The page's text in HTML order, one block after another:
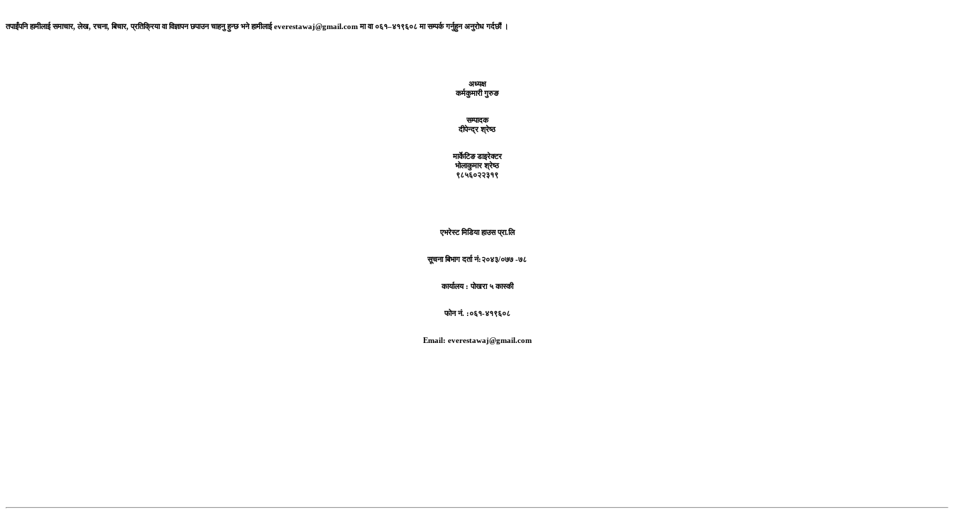
तपाईंपनि हामीलाई समाचार, लेख, रचना, बिचार, प्रतिक्रिया वा विज्ञापन छपाउन चाहनु हुन्छ भने हामीलाई everestawaj@gmail.com मा वा ०६१–४१९६०८ मा सम्पर्क गर्नुहुन अनुरोध गर्दछौं ।
अध्यक्ष
कर्मकुमारी गुरुङ
सम्पादक
दीपेन्द्र श्रेष्ठ
मार्केटिङ डाइरेक्टर
भोलाकुमार श्रेष्ठ
९८५६०२२३१९
एभरेस्ट मिडिया हाउस प्रा.लि
सूचना बिभाग दर्ता नं:२०४३/०७७ -७८
कार्यालय :पोखरा ५ कास्की
फोन नं. :०६१-४१९६०८
Email: everestawaj@gmail.com